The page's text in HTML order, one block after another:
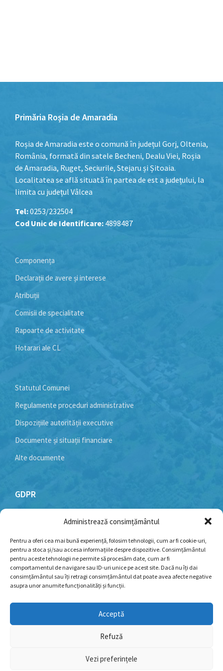
Administrează consimțământul
Pentru a oferi cea mai bună experiență, folosim tehnologii, cum ar fi cookie-uri,
pentru a stoca și/sau accesa informațiile despre dispozitive. Consimțământul
pentru aceste tehnologii ne permite să procesăm date, cum ar fi
comportamentul de navigare sau ID-uri unice pe acest site. Dacă nu îți dai
consimțământul sau îți retragi consimțământul dat poate avea afecte negative
asupra unor anumite funcționalități și funcții.
Acceptă
Refuză
Vezi preferințele
Primăria Roșia de Amaradia
Roșia de Amaradia este o comună în județul Gorj, Oltenia,
România, formată din satele Becheni, Dealu Viei, Roșia
de Amaradia, Ruget, Seciurile, Stejaru și Șitoaia.
Localitatea se află situată în partea de est a județului, la
limita cu județul Vâlcea
Tel:0253/232504
Cod Unic de Identificare: 4898487
Componența
Declarații de avere și interese
Atribuții
Comisii de specialitate
Rapoarte de activitate
Hotarari ale CL
Statutul Comunei
Regulamente proceduri administrative
Dispozițiile autorității executive
Documente și situații financiare
Alte documente
GDPR
Politică cookie-uri
Politica de confidențialitate
Termeni și condiții
© 2026 - Toate drepturile rezervate pentru Primăria